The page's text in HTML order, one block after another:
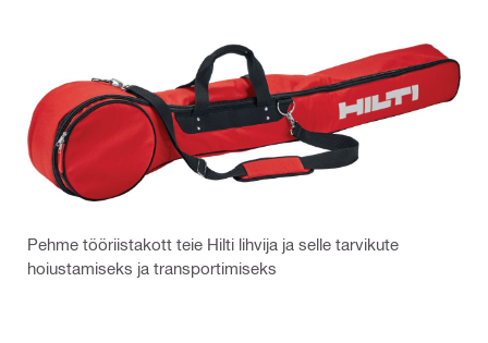
Pehme tööriistakott teie Hilti lihvija ja selle tarvikute
hoiustamiseks ja transportimiseks